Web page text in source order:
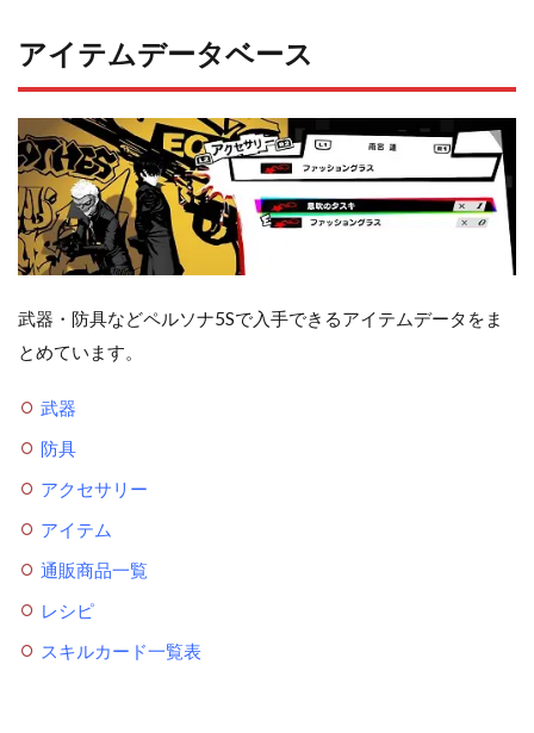
アイテムデータベース
武器・防具などペルソナ5Sで入手できるアイテムデータをま
とめています。
武器
防具
アクセサリー
アイテム
通販商品一覧
レシピ
スキルカード一覧表